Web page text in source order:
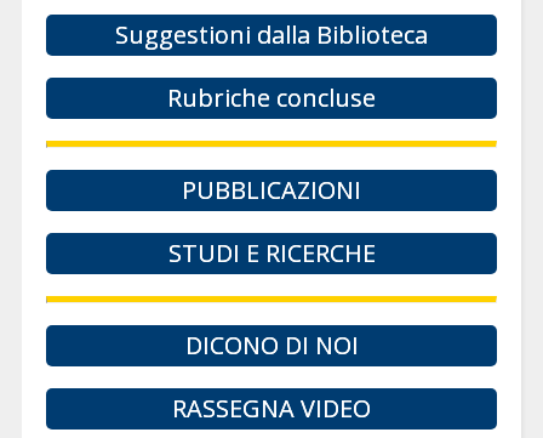
Suggestioni dalla Biblioteca
Rubriche concluse
PUBBLICAZIONI
STUDI E RICERCHE
DICONO DI NOI
RASSEGNA VIDEO